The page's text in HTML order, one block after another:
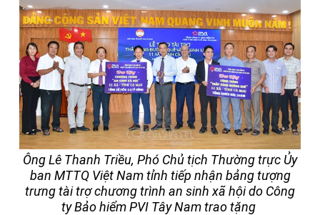
Ông Lê Thanh Triều, Phó Chủ tịch Thường trực Ủy
ban MTTQ Việt Nam tỉnh tiếp nhận bảng tượng
trưng tài trợ chương trình an sinh xã hội do Công
ty Bảo hiểm PVI Tây Nam trao tặng